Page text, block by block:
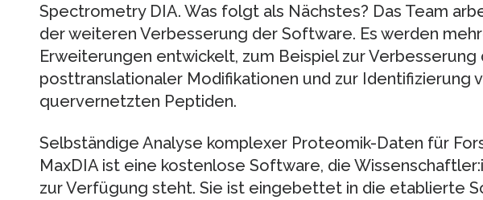
Spectrometry DIA. Was folgt als Nächstes? Das Team
der weiteren Verbesserung der Software. Es werden
Erweiterungen entwickelt, zum Beispiel zur Verbesserung
posttranslationaler Modifikationen und zur Identifizierung
quervernetzten Peptiden.
Selbständige Analyse komplexer Proteomik-Daten für
MaxDIA ist eine kostenlose Software, die
zur Verfügung steht. Sie ist eingebettet in die etablierte